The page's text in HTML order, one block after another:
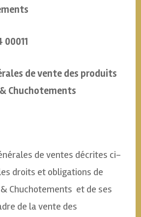
00011
de vente des produits
Chuchotements
de ventes décrites ci-
droits et obligations de
Chuchotements et de ses
de la vente des